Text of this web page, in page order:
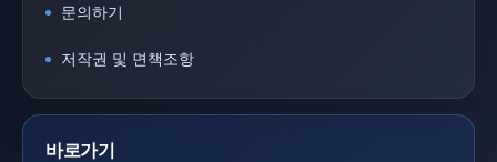
문의하기
저작권 및 면책조항
바로가기